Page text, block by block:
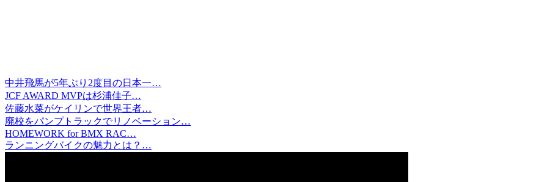
中井飛馬が5年ぶり2度目の日本一…
JCF AWARD MVPは杉浦佳子…
佐藤水菜がケイリンで世界王者…
廃校をパンプトラックでリノベーション…
HOMEWORK for BMX RAC…
ランニングバイクの魅力とは？…